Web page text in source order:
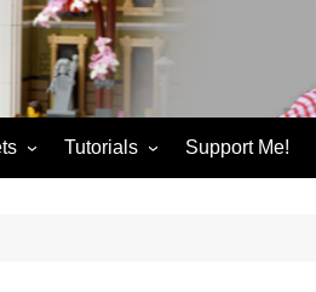
Tutorials Support Me!